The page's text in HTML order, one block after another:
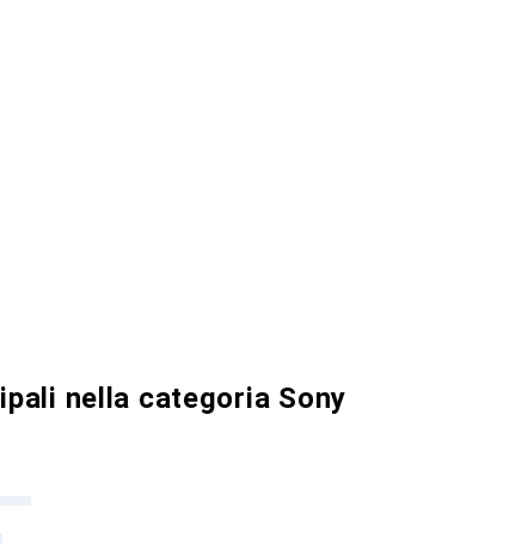
nella categoria Sony